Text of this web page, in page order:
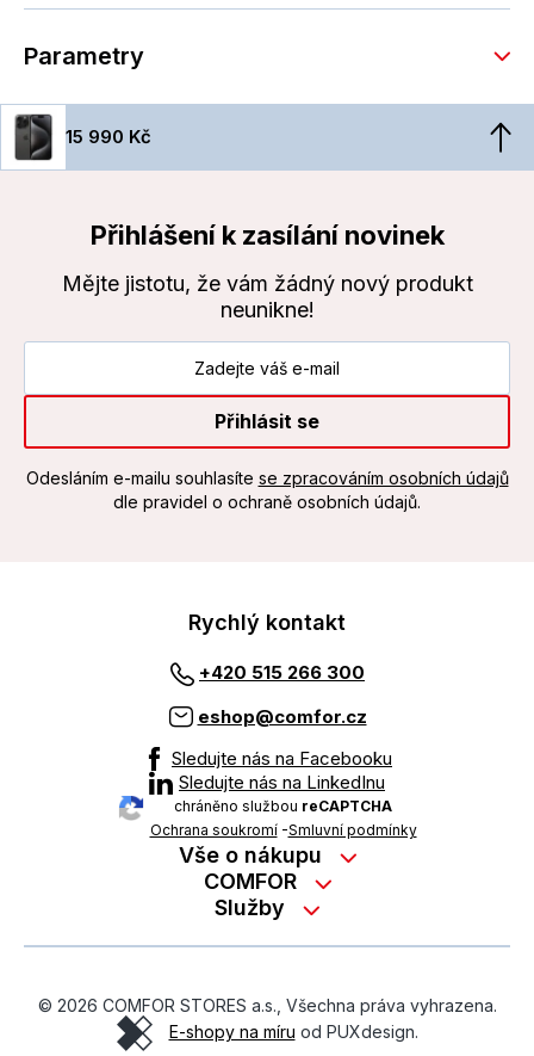
Parametry
15 990 Kč
Přihlášení k zasílání novinek
Mějte jistotu, že vám žádný nový produkt
neunikne!
Přihlásit se
Odesláním e-mailu souhlasíte se zpracováním osobních údajů
dle pravidel o ochraně osobních údajů.
Rychlý kontakt
+420 515 266 300
eshop@comfor.cz
Sledujte nás na Facebooku
Sledujte nás na LinkedInu
chráněno službou reCAPTCHA
Ochrana soukromí-Smluvní podmínky
Vše o nákupu
Nákup na splátky
Možnosti platby
Obchodní podmínky
Ochrana osobních údajů
COMFOR
Kontakty
Kariéra
O revimarketu
Služby
On-line podpora
© 2026 COMFOR STORES a.s., Všechna práva vyhrazena.
E-shopy na míru od PUXdesign.